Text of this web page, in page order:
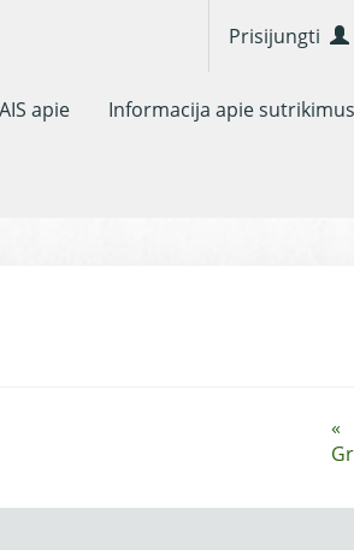
Prisijungti
apie Informacija apie sutrikimus
«